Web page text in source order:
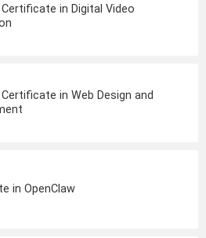
Certificate in Digital Video
Certificate in Web Design and
in OpenClaw